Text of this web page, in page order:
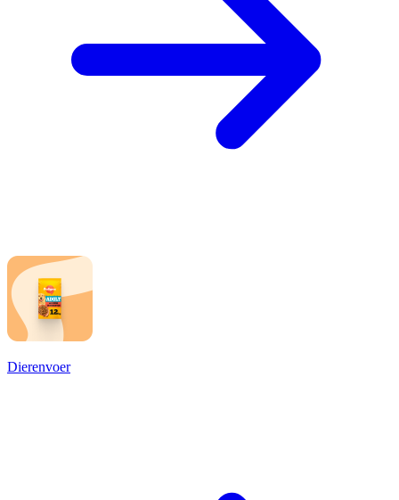
Dierenvoer